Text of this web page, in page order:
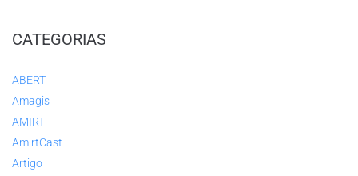
CATEGORIAS
ABERT
Amagis
AMIRT
AmirtCast
Artigo